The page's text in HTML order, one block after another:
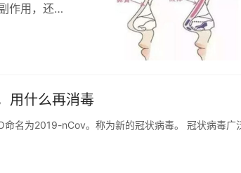
作用，还有
用什么再消毒
名为2019-nCov。称为新的冠状病毒。 冠状病毒广